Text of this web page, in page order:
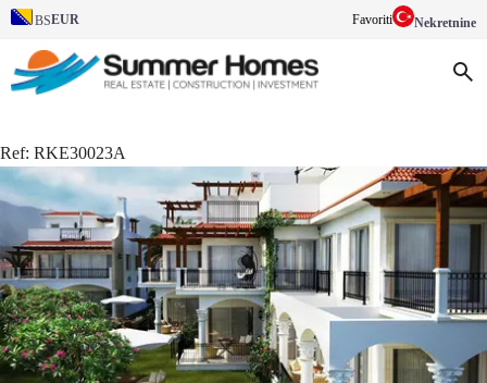
BSEUR Favoriti Nekretnine
Ref: RKE30023A